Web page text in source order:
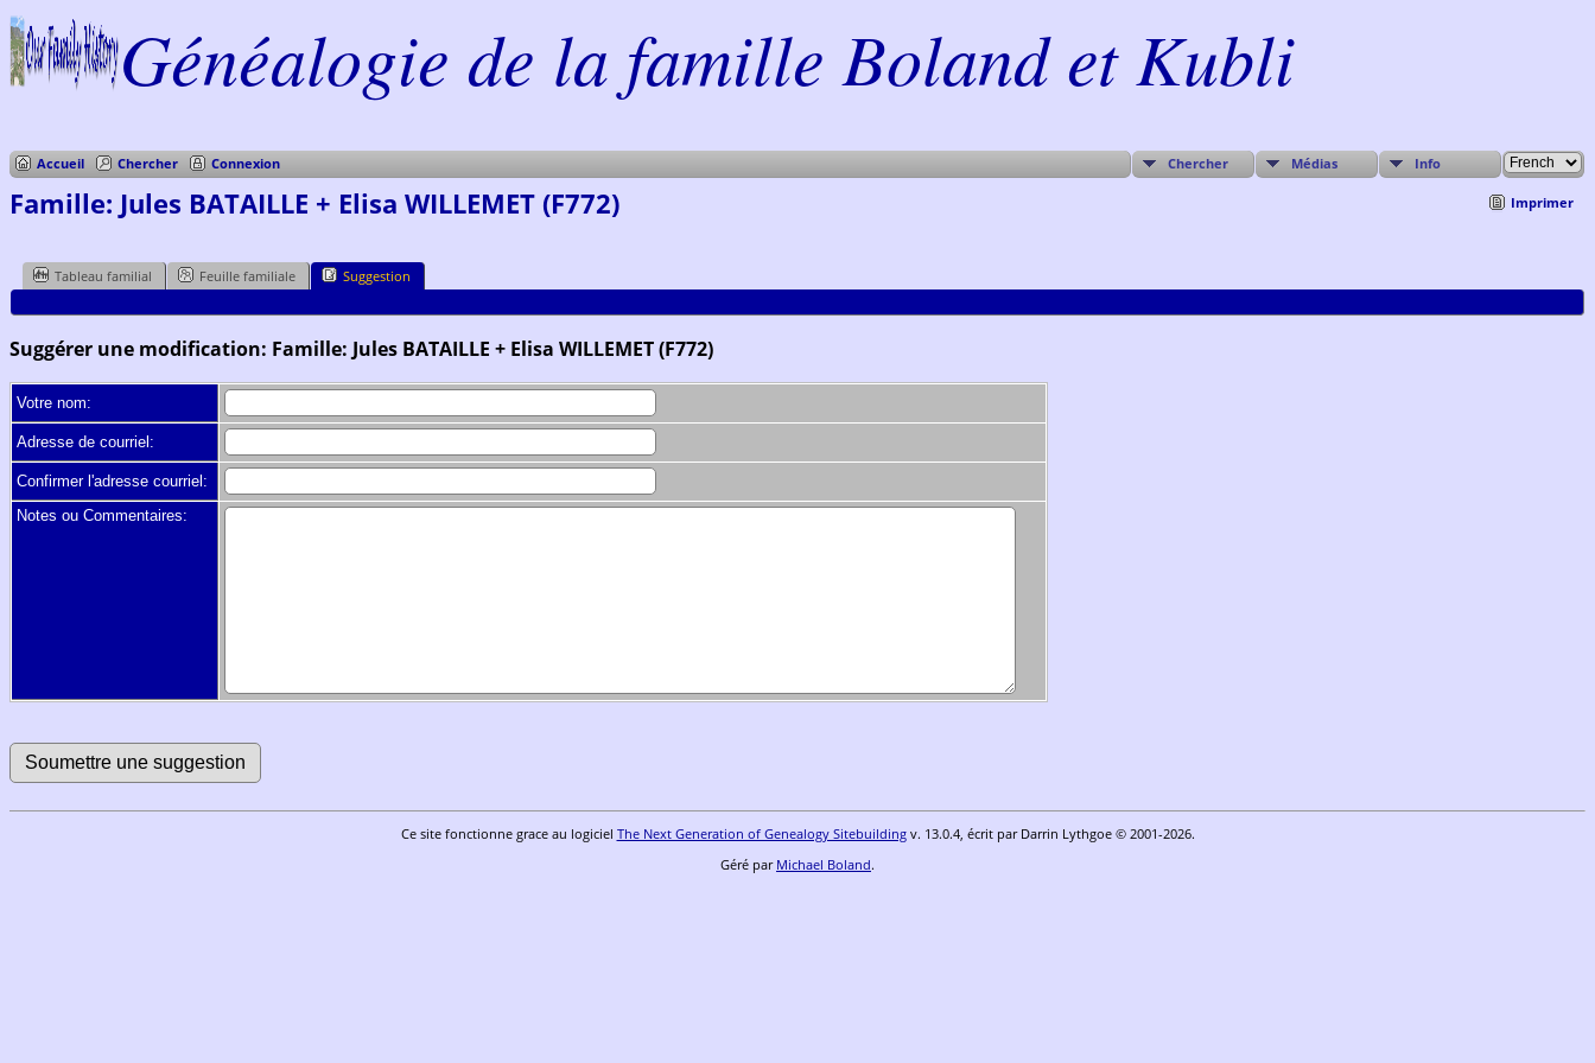
Généalogie de la famille Boland et Kubli
Accueil Chercher Connexion Chercher Médias Info
Imprimer
Famille: Jules BATAILLE + Elisa WILLEMET (F772)
Tableau familial Feuille familiale Suggestion
Suggérer une modification: Famille: Jules BATAILLE + Elisa WILLEMET (F772)
Votre nom:
Adresse de courriel:
Confirmer l'adresse courriel:
Notes ou Commentaires:
Ce site fonctionne grace au logiciel The Next Generation of Genealogy Sitebuildingv. 13.0.4, écrit par Darrin Lythgoe © 2001-2026.
Géré par Michael Boland.